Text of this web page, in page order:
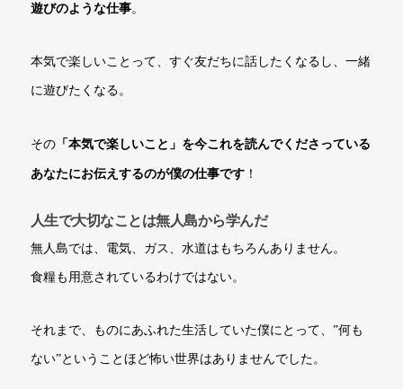
遊びのような仕事。
本気で楽しいことって、すぐ友だちに話したくなるし、一緒
に遊びたくなる。
その「本気で楽しいこと」を今これを読んでくださっている
あなたにお伝えするのが僕の仕事です！
人生で大切なことは無人島から学んだ
無人島では、電気、ガス、水道はもちろんありません。
食糧も用意されているわけではない。
それまで、ものにあふれた生活していた僕にとって、”何も
ない”ということほど怖い世界はありませんでした。